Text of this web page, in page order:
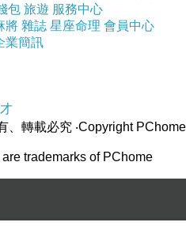
包 旅遊 服務中心
將 雜誌 星座命理 會員中心
業簡訊
、轉載必究 ‧Copyright PChome
trademarks of PChome